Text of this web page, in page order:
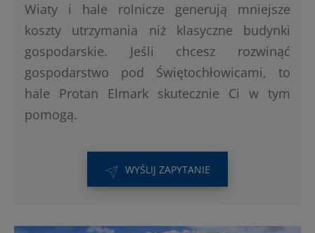
Wiaty i hale rolnicze generują mniejsze
koszty utrzymania niż klasyczne budynki
gospodarskie. Jeśli chcesz rozwinąć
gospodarstwo pod Świętochłowicami, to
hale Protan Elmark skutecznie Ci w tym
pomogą.
WYŚLIJ ZAPYTANIE